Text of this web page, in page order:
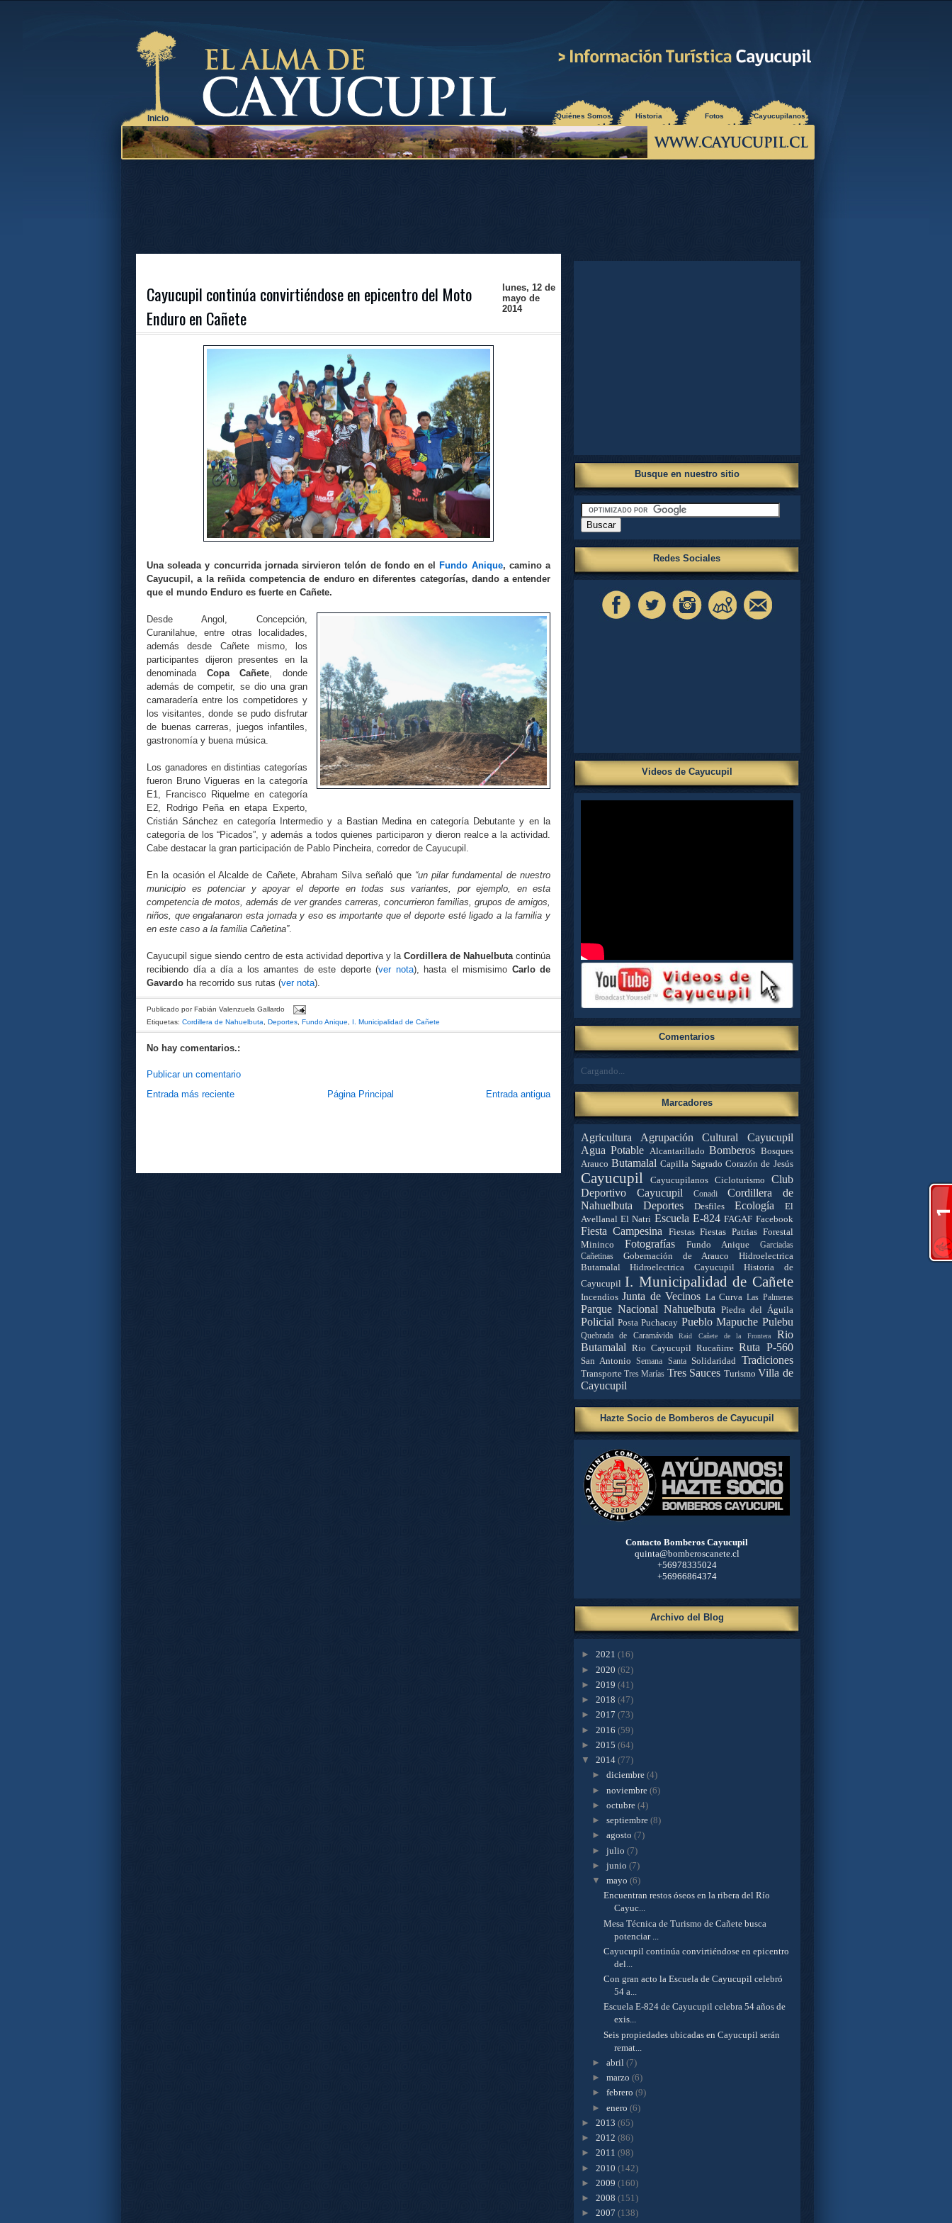
Inicio ¿Quiénes Somos? Historia Fotos Cayucupilanos
lunes, 12 de
mayo de
2014
Cayucupil continúa convirtiéndose en epicentro del Moto
Enduro en Cañete
Una soleada y concurrida jornada sirvieron telón de fondo en el Fundo Anique, camino a
Cayucupil, a la reñida competencia de enduro en diferentes categorías, dando a entender
que el mundo Enduro es fuerte en Cañete.
Desde Angol, Concepción,
Curanilahue, entre otras localidades,
además desde Cañete mismo, los
participantes dijeron presentes en la
denominada Copa Cañete, donde
además de competir, se dio una gran
camaradería entre los competidores y
los visitantes, donde se pudo disfrutar
de buenas carreras, juegos infantiles,
gastronomía y buena música.
Los ganadores en distintias categorías
fueron Bruno Vigueras en la categoría
E1, Francisco Riquelme en categoría
E2, Rodrigo Peña en etapa Experto,
Cristián Sánchez en categoría Intermedio y a Bastian Medina en categoría Debutante y en la
categoría de los “Picados”, y además a todos quienes participaron y dieron realce a la actividad.
Cabe destacar la gran participación de Pablo Pincheira, corredor de Cayucupil.
En la ocasión el Alcalde de Cañete, Abraham Silva señaló que “un pilar fundamental de nuestro
municipio es potenciar y apoyar el deporte en todas sus variantes, por ejemplo, en esta
competencia de motos, además de ver grandes carreras, concurrieron familias, grupos de amigos,
niños, que engalanaron esta jornada y eso es importante que el deporte esté ligado a la familia y
en este caso a la familia Cañetina”.
Cayucupil sigue siendo centro de esta actividad deportiva y la Cordillera de Nahuelbutacontinúa
recibiendo día a día a los amantes de este deporte (ver nota), hasta el mismisimo Carlo de
Gavardo ha recorrido sus rutas (ver nota).
Publicado por Fabián Valenzuela Gallardo
Etiquetas: Cordillera de Nahuelbuta, Deportes, Fundo Anique, I. Municipalidad de Cañete
No hay comentarios.:
Publicar un comentario
Entrada más reciente
Entrada antigua
Página Principal
Busque en nuestro sitio
Redes Sociales
Videos de Cayucupil
Comentarios
Cargando...
Marcadores
Agricultura
Agrupación Cultural Cayucupil
Agua Potable Alcantarillado Bomberos Bosques
Arauco Butamalal Capilla Sagrado Corazón de Jesús
Cayucupil Cayucupilanos Cicloturismo
Club
Deportivo Cayucupil
Conadi
Cordillera de
Nahuelbuta
Deportes Desfiles Ecología
El
Avellanal El Natri Escuela E-824 FAGAF Facebook
Fiesta Campesina Fiestas Fiestas Patrias Forestal
Mininco
Fotografías Fundo Anique
Garciadas
Cañetinas
Gobernación de Arauco
Hidroelectrica
Butamalal
Hidroelectrica Cayucupil
Historia de
Cayucupil I. Municipalidad de Cañete
Incendios Junta de Vecinos La Curva Las Palmeras
Parque Nacional Nahuelbuta Piedra del Águila
Policial Posta Puchacay Pueblo Mapuche Pulebu
Quebrada de Caramávida Raid Cañete de la Frontera
Rio
Butamalal Rio Cayucupil Rucañirre Ruta P-560
San Antonio Semana Santa Solidaridad Tradiciones
Transporte Tres Marías Tres Sauces Turismo Villa de
Cayucupil
Hazte Socio de Bomberos de Cayucupil
Contacto Bomberos Cayucupil
quinta@bomberoscanete.cl
+56978335024
+56966864374
Archivo del Blog
► 2021 (16)
► 2020 (62)
► 2019 (41)
► 2018 (47)
► 2017 (73)
► 2016 (59)
► 2015 (64)
▼ 2014 (77)
►diciembre(4)
►noviembre(6)
►octubre(4)
►septiembre(8)
►agosto(7)
►julio(7)
►junio(7)
▼mayo(6)
Encuentran restos óseos en la ribera del Río
Cayuc...
Mesa Técnica de Turismo de Cañete busca
potenciar ...
Cayucupil continúa convirtiéndose en epicentro
del...
Con gran acto la Escuela de Cayucupil celebró
54 a...
Escuela E-824 de Cayucupil celebra 54 años de
exis...
Seis propiedades ubicadas en Cayucupil serán
remat...
►abril(7)
►marzo(6)
►febrero(9)
►enero(6)
► 2013 (65)
► 2012 (86)
► 2011 (98)
► 2010 (142)
► 2009 (160)
► 2008 (151)
► 2007 (138)